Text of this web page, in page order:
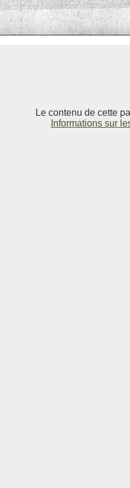
Le contenu de cette
Informations sur